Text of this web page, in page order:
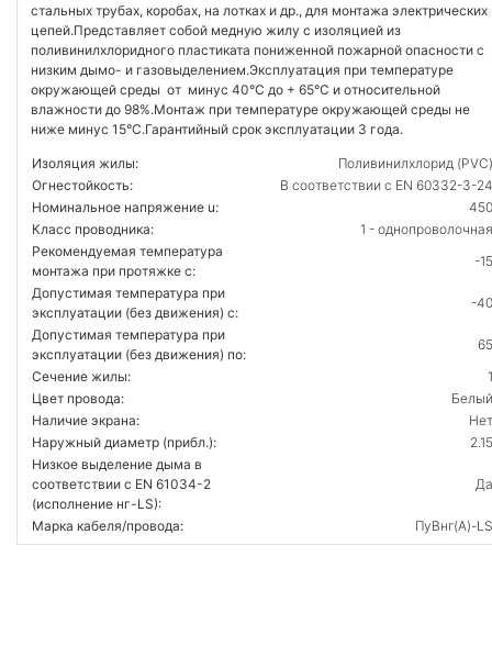
стальных трубах, коробах, на лотках и др., для монтажа электрических
цепей.Представляет собой медную жилу с изоляцией из
поливинилхлоридного пластиката пониженной пожарной опасности с
низким дымо- и газовыделением.Эксплуатация при температуре
окружающей среды от минус 40°C до + 65°C и относительной
влажности до 98%.Монтаж при температуре окружающей среды не
ниже минус 15°C.Гарантийный срок эксплуатации 3 года.
Изоляция жилы:
Поливинилхлорид (PVC)
Огнестойкость:
В соответствии с EN 60332-3-24
Номинальное напряжение u:
450
Класс проводника:
1 - однопроволочная
Рекомендуемая температура
монтажа при протяжке с:
-15
Допустимая температура при
эксплуатации (без движения) с:
-40
Допустимая температура при
эксплуатации (без движения) по:
65
Сечение жилы:
1
Цвет провода:
Белый
Наличие экрана:
Нет
Наружный диаметр (прибл.):
2.15
Низкое выделение дыма в
соответствии с EN 61034-2
(исполнение нг-LS):
Да
Марка кабеля/провода: ПуВнг(А)-LS